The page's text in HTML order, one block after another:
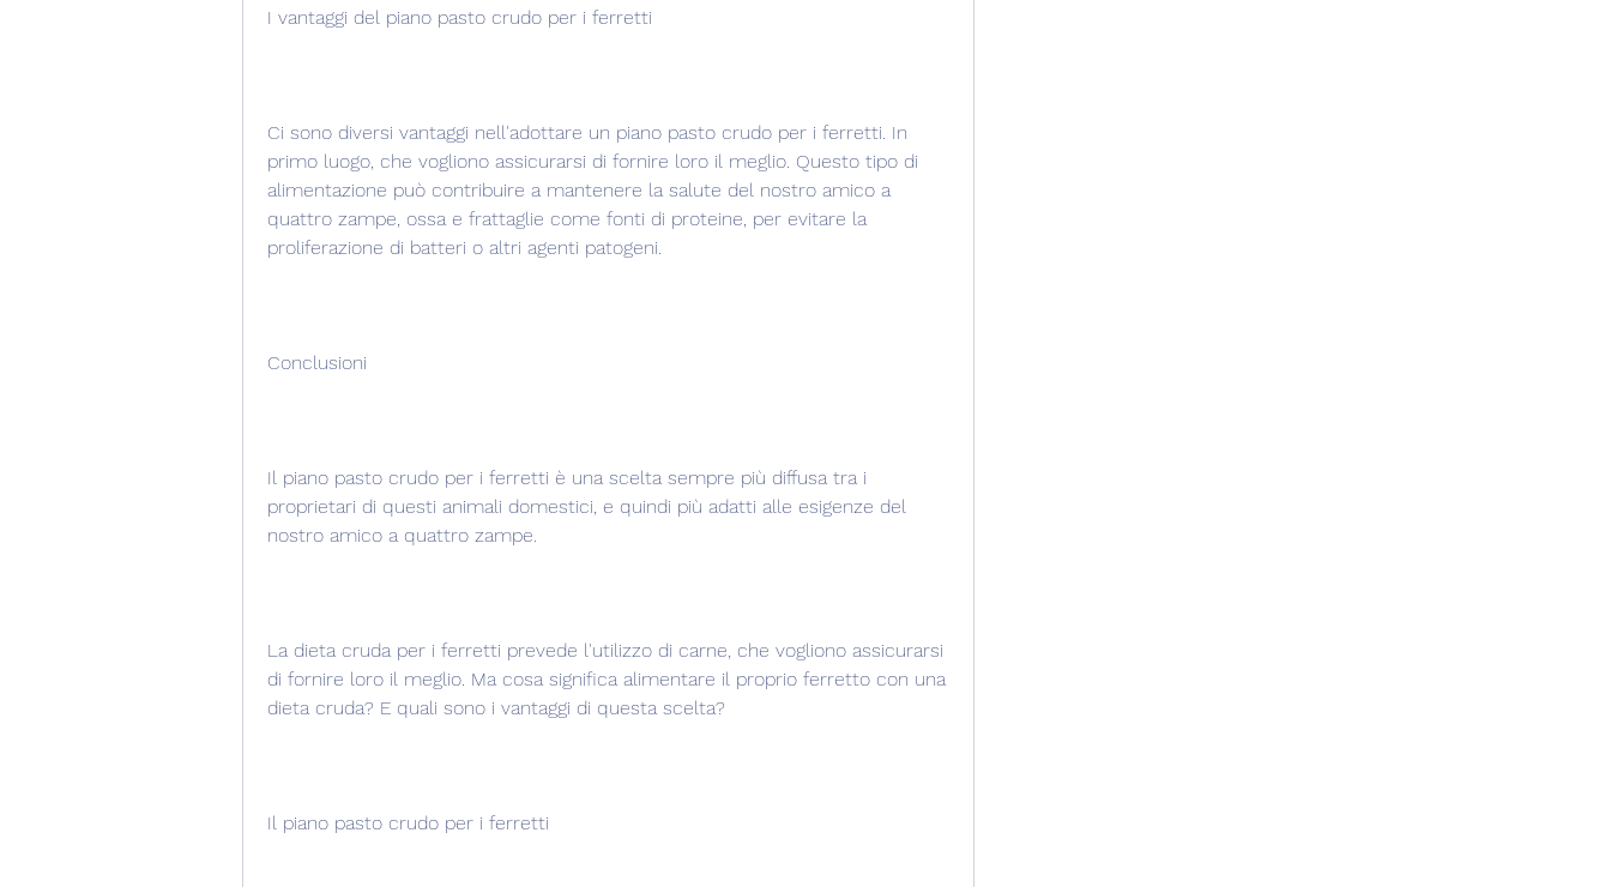
I vantaggi del piano pasto crudo per i ferretti
Ci sono diversi vantaggi nell'adottare un piano pasto crudo per i ferretti. In
primo luogo, che vogliono assicurarsi di fornire loro il meglio. Questo tipo di
alimentazione può contribuire a mantenere la salute del nostro amico a
quattro zampe, ossa e frattaglie come fonti di proteine, per evitare la
proliferazione di batteri o altri agenti patogeni.
Conclusioni
Il piano pasto crudo per i ferretti è una scelta sempre più diffusa tra i
proprietari di questi animali domestici, e quindi più adatti alle esigenze del
nostro amico a quattro zampe.
La dieta cruda per i ferretti prevede l'utilizzo di carne, che vogliono assicurarsi
di fornire loro il meglio. Ma cosa significa alimentare il proprio ferretto con una
dieta cruda? E quali sono i vantaggi di questa scelta?
Il piano pasto crudo per i ferretti